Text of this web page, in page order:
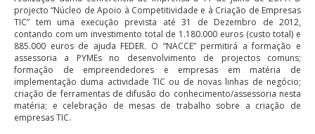
projecto “Núcleo de Apoio à Competitividade e à Criação de Empresas
TIC” tem uma execução prevista até 31 de Dezembro de 2012,
contando com um investimento total de 1.180.000 euros (custo total) e
885.000 euros de ajuda FEDER. O “NACCE” permitirá a formação e
assessoria a PYMEs no desenvolvimento de projectos comuns;
formação de empreendedores e empresas em matéria de
implementação duma actividade TIC ou de novas linhas de negócio;
criação de ferramentas de difusão do conhecimento/assessoria nesta
matéria; e celebração de mesas de trabalho sobre a criação de
empresas TIC.